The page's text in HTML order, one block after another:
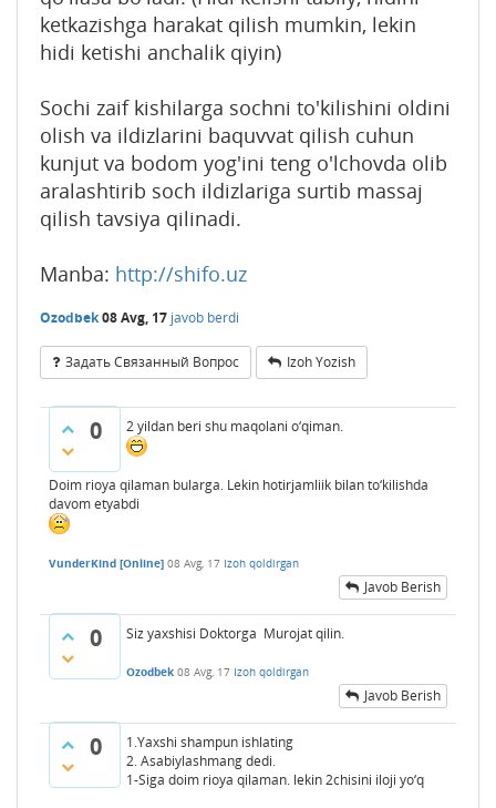
ketkazishga harakat qilish mumkin, lekin
hidi ketishi anchalik qiyin)
Sochi zaif kishilarga sochni to'kilishini oldini
olish va ildizlarini baquvvat qilish cuhun
kunjut va bodom yog'ini teng o'lchovda olib
aralashtirib soch ildizlariga surtib massaj
qilish tavsiya qilinadi.
Manba: http://shifo.uz
Ozodbek08 Avg, 17 javob berdi
Задать Связанный Вопрос Izoh Yozish
0 2 yildan beri shu maqolani o‘qiman.
Doim rioya qilaman bularga. Lekin hotirjamliik bilan to‘kilishda
davom etyabdi
VunderKind [Online] 08 Avg, 17 Izoh qoldirgan
Javob Berish
0 Siz yaxshisi Doktorga Murojat qilin.
Ozodbek 08 Avg, 17 Izoh qoldirgan
Javob Berish
0
1.Yaxshi shampun ishlating
2. Asabiylashmang dedi.
1-Siga doim rioya qilaman. lekin 2chisini iloji yo‘q